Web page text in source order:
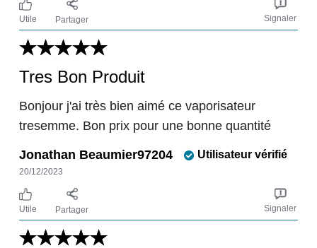
Utile Partager Signaler
Tres Bon Produit
Bonjour j'ai très bien aimé ce vaporisateur
tresemme. Bon prix pour une bonne quantité
Jonathan Beaumier97204 Utilisateur vérifié
20/12/2023
Utile Partager Signaler